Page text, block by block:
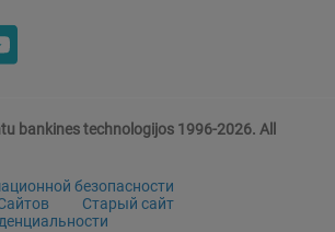
bankines technologijos 1996-2026. All
безопасности
Старый сайт